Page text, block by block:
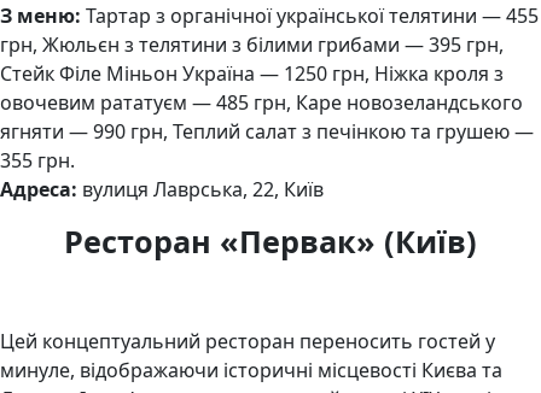
З меню: Тартар з органічної української телятини — 455
грн, Жюльєн з телятини з білими грибами — 395 грн,
Стейк Філе Міньон Україна — 1250 грн, Ніжка кроля з
овочевим рататуєм — 485 грн, Каре новозеландського
ягняти — 990 грн, Теплий салат з печінкою та грушею —
355 грн.
Адреса: вулиця Лаврська, 22, Київ
Ресторан «Первак» (Київ)
Цей концептуальний ресторан переносить гостей у
минуле, відображаючи історичні місцевості Києва та